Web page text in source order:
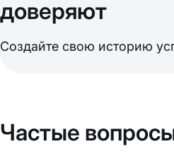
доверяют
Создайте свою историю
Частые